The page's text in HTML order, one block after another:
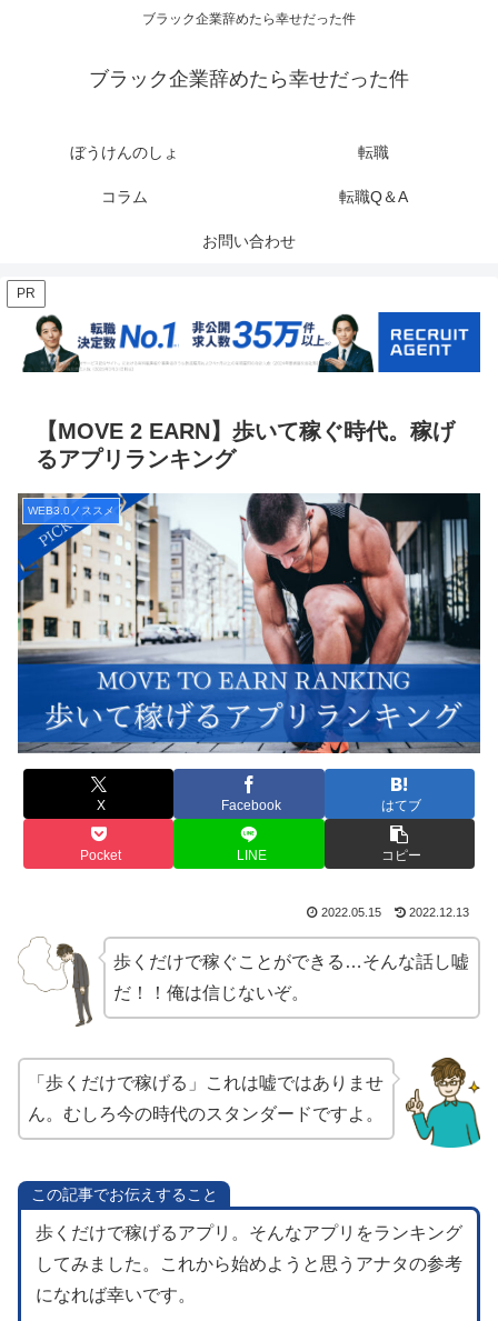
ブラック企業辞めたら幸せだった件
ブラック企業辞めたら幸せだった件
ぼうけんのしょ 転職
コラム 転職Q＆A
お問い合わせ
PR
【MOVE 2 EARN】歩いて稼ぐ時代。稼げ
るアプリランキング
WEB3.0ノススメ
X Facebook はてブ
Pocket LINE コピー
2022.05.15 2022.12.13
歩くだけで稼ぐことができる…そんな話し嘘
だ！！俺は信じないぞ。
「歩くだけで稼げる」これは嘘ではありませ
ん。むしろ今の時代のスタンダードですよ。
この記事でお伝えすること
歩くだけで稼げるアプリ。そんなアプリをランキング
してみました。これから始めようと思うアナタの参考
になれば幸いです。